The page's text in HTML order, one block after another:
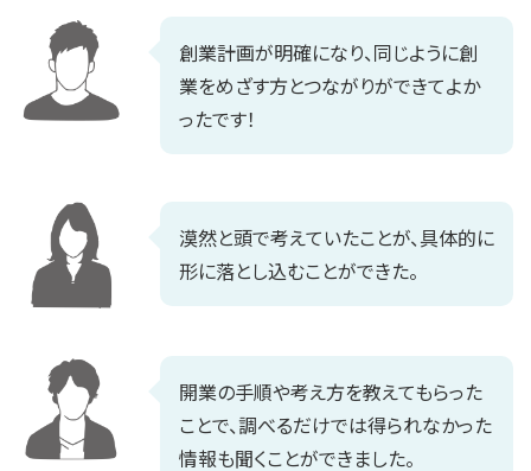
創業計画が明確になり、同じように創
業をめざす方とつながりができてよか
ったです！
漠然と頭で考えていたことが、具体的に
形に落とし込むことができた。
開業の手順や考え方を教えてもらった
ことで、調べるだけでは得られなかった
情報も聞くことができました。